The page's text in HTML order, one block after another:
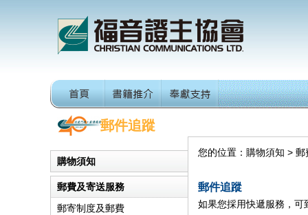
郵件追蹤
購物須知
付款方法
網上購物安全保障
郵費及寄送服務
郵寄制度及郵費
您的位置：購物須知 >
郵件追蹤
如果您採用快遞服務，可